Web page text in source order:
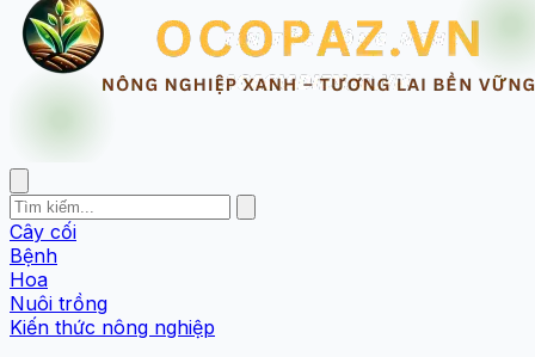
Cây cối
Bệnh
Hoa
Nuôi trồng
Kiến thức nông nghiệp